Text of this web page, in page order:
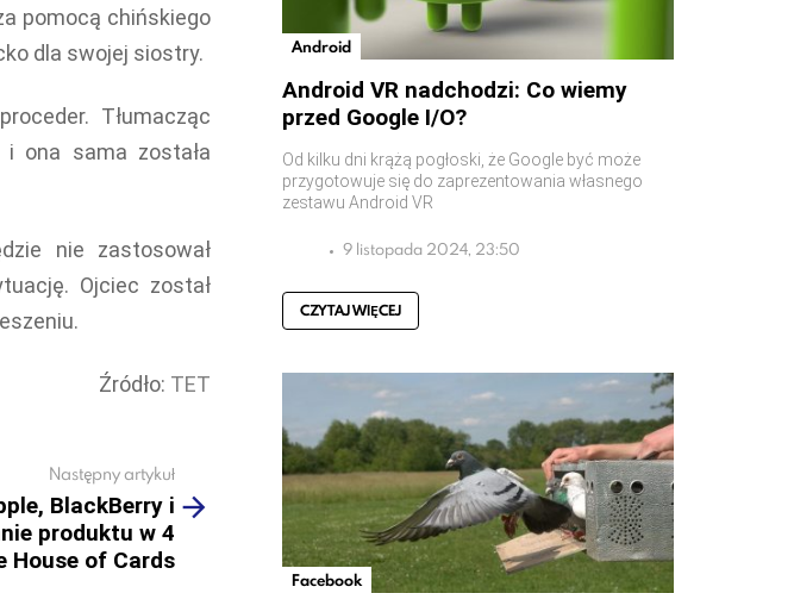
pomocą chińskiego
dla swojej siostry.
Tłumacząc
ona sama została
nie zastosował
Ojciec został
Źródło: TET
Następny artykuł
BlackBerry i
produktu w 4
House of Cards
Android
Android VR nadchodzi: Co wiemy
przed Google I/O?
Od kilku dni krążą pogłoski, że Google być może
przygotowuje się do zaprezentowania własnego
zestawu Android VR
9 listopada 2024, 23:50
CZYTAJ WIĘCEJ
Facebook